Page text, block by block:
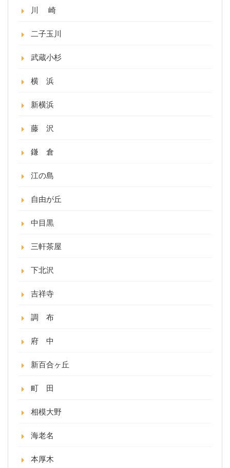
川 崎
二子玉川
武蔵小杉
横 浜
新横浜
藤 沢
鎌 倉
江の島
自由が丘
中目黒
三軒茶屋
下北沢
吉祥寺
調 布
府 中
新百合ヶ丘
町 田
相模大野
海老名
本厚木